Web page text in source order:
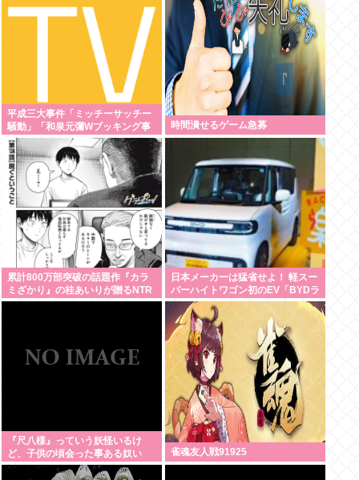
平成三大事件「ミッチーサッチー
騒動」「和泉元彌Wブッキング事
件」あとひとつは？
時間潰せるゲーム急募
累計800万部突破の話題作『カラ
ミざかり』の桂あいりが贈るNTR
ラブコメ「グラぱらっ！」、完結
日本メーカーは猛省せよ！ 軽スー
パーハイトワゴン初のEV「BYDラ
ッコ」誕生の衝撃
『尺八様』っていう妖怪いるけ
ど、子供の頃会った事ある奴い
る？？
雀魂友人戦91925